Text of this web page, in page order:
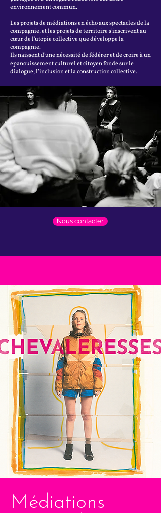
environnement commun.
Les projets de médiations en écho aux spectacles de la
compagnie, et les projets de territoire s'inscrivent au
cœur de l'utopie collective que développe la
compagnie.
Ils naissent d'une nécessité de fédérer et de croire à un
épanouissement culturel et citoyen fondé sur le
dialogue, l’inclusion et la construction collective.
Nous contacter
Médiations